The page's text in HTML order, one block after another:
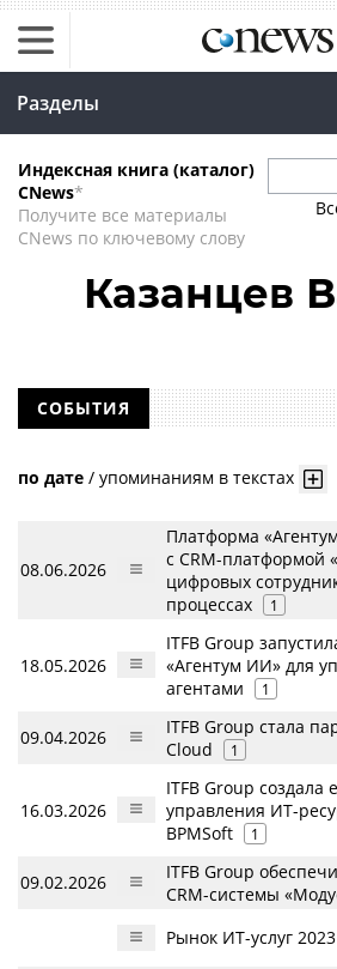
Разделы
Индексная книга (каталог)
CNews*
Получите все материалы
CNews по ключевому слову
Казанцев
СОБЫТИЯ
по дате / упоминаниям в текстах
08.06.2026
Платформа
с CRM-платформой
цифровых
процессах
1
18.05.2026
ITFB Group
«Агентум ИИ» для
агентами
1
09.04.2026
ITFB Group стала
Cloud
1
16.03.2026
ITFB Group
управления ИТ-
BPMSoft
1
09.02.2026
ITFB Group
CRM-системы
Рынок ИТ-услуг 2023